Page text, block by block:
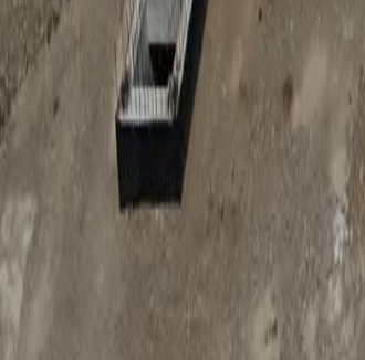
Anunțuri publice